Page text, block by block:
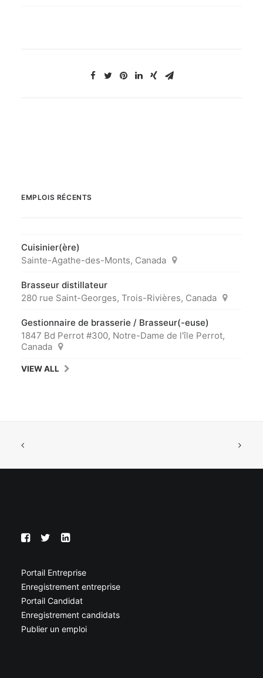
EMPLOIS RÉCENTS
Cuisinier(ère)
Sainte-Agathe-des-Monts, Canada
Brasseur distillateur
280 rue Saint-Georges, Trois-Rivières, Canada
Gestionnaire de brasserie / Brasseur(-euse)
1847 Bd Perrot #300, Notre-Dame de l'île Perrot,
Canada
VIEW ALL
Portail Entreprise
Enregistrement entreprise
Portail Candidat
Enregistrement candidats
Publier un emploi